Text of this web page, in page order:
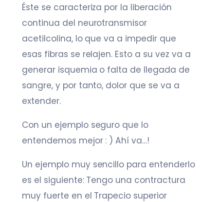
Éste se caracteriza por la liberación
continua del neurotransmisor
acetilcolina, lo que va a impedir que
esas fibras se relajen. Esto a su vez va a
generar isquemia o falta de llegada de
sangre, y por tanto, dolor que se va a
extender.​
Con un ejemplo seguro que lo
entendemos mejor : ) Ahí va…!
Un ejemplo muy sencillo para entenderlo
es el siguiente: Tengo una contractura
muy fuerte en el Trapecio superior